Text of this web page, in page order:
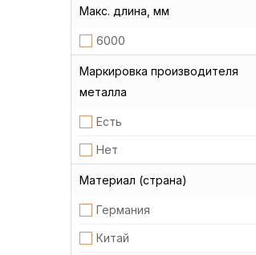
Макс. длина, мм
6000
Маркировка производителя
металла
Есть
Нет
Материал (страна)
Германия
Китай